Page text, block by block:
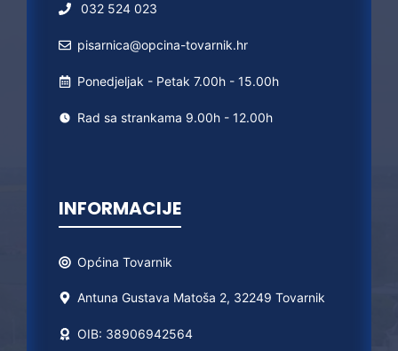
032 524 023
pisarnica@opcina-tovarnik.hr
Ponedjeljak - Petak 7.00h - 15.00h
Rad sa strankama 9.00h - 12.00h
INFORMACIJE
Općina Tovarnik
Antuna Gustava Matoša 2, 32249 Tovarnik
OIB: 38906942564